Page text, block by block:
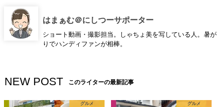
はまぁむ＠にしつーサポーター
ショート動画・撮影担当。しゃちょ美を写している人。暑が
りでハンディファンが相棒。
NEW POST このライターの最新記事
グルメ グルメ